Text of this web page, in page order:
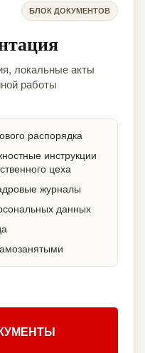
БЛОК ДОКУМЕНТОВ
локальные акты
работы
распорядка
инструкции
цеха
журналы
данных